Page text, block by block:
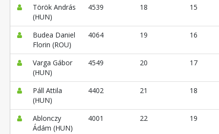
Török András
(HUN)
4539 18 15
Budea Daniel
Florin (ROU)
4064 19 16
Varga Gábor
(HUN)
4549 20 17
Páll Attila
(HUN)
4402 21 18
Ablonczy
Ádám (HUN)
4001 22 19